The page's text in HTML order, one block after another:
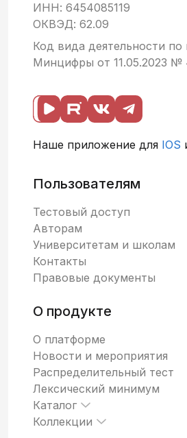
ИНН: 6454085119
ОКВЭД: 62.09
Код вида деятельности по
Минцифры от 11.05.2023 №
Наше приложение для IOS
Пользователям
Тестовый доступ
Авторам
Университетам и школам
Контакты
Правовые документы
О продукте
О платформе
Новости и мероприятия
Распределительный тест
Лексический минимум
Каталог
Коллекции